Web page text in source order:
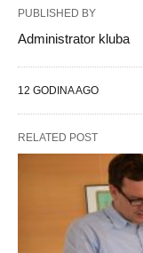
PUBLISHED BY
Administrator kluba
12 GODINA AGO
RELATED POST